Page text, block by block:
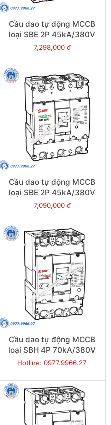
Cầu dao tự động MCCB
loại SBE 2P 45kA/380V
630A - Model
7,298,000 đ
Cầu dao tự động MCCB
loại SBE 2P 45kA/380V
500A - Model
7,090,000 đ
Cầu dao tự động MCCB
loại SBH 4P 70kA/380V
350A - Model
Hotline: 0977.9966.27